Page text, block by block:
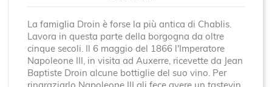
La famiglia Droin è forse la più antica di Chablis.
Lavora in questa parte della borgogna da oltre
cinque secoli. Il 6 maggio del 1866 l'Imperatore
Napoleone III, in visita ad Auxerre, ricevette da Jean
Baptiste Droin alcune bottiglie del suo vino. Per